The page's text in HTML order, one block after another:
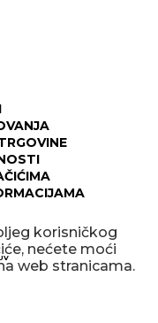
korisničkog
nećete moći
web stranicama.